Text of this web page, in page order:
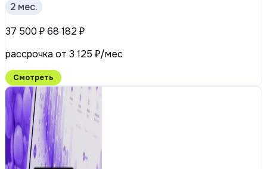
2 мес.
37 500 ₽68 182 ₽
рассрочка от 3 125 ₽/мес
Смотреть